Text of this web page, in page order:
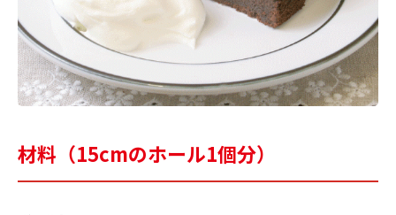
材料（15cmのホール1個分）